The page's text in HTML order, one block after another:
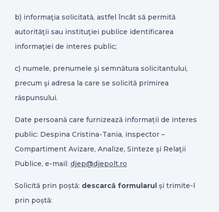
b) informaţia solicitată, astfel încât să permită
autorităţii sau instituţiei publice identificarea
informaţiei de interes public;
c) numele, prenumele şi semnătura solicitantului,
precum şi adresa la care se solicită primirea
răspunsului.
Date persoană care furnizează informații de interes
public: Despina Cristina-Tania, inspector –
Compartiment Avizare, Analize, Sinteze şi Relaţii
Publice, e-mail: djep@djepolt.ro
Solicită prin poștă: descarcă formularul și trimite-l
prin poștă: